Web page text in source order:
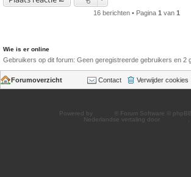
16 berichten • Pagina 1 van 1
Wie is er online
Gebruikers op dit forum: Geen geregistreerde gebruikers en 2
Forumoverzicht Verwijder cookies
Contact
Powered by
® Forum Software ©
Nederlandse vertaling door
.